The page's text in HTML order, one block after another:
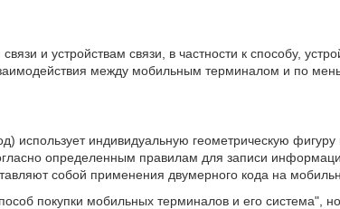
и устройствам связи, в частности к способу,
между мобильным терминалом и по
использует индивидуальную геометрическую
определенным правилам для записи
собой применения двумерного кода на
покупки мобильных терминалов и его система",